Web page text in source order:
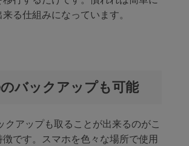
る仕組みになっています。
バックアップも可能
クアップも取ることが出来るのがこ
です。スマホを色々な場所で使用